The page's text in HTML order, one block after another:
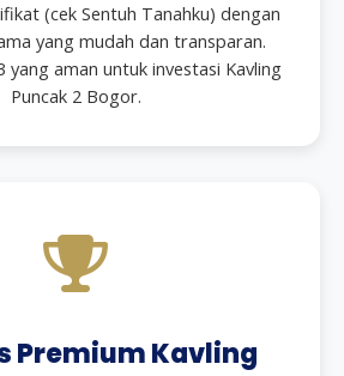
(cek Sentuh Tanahku) dengan
yang mudah dan transparan.
yang aman untuk investasi Kavling
Puncak 2 Bogor.
Premium Kavling